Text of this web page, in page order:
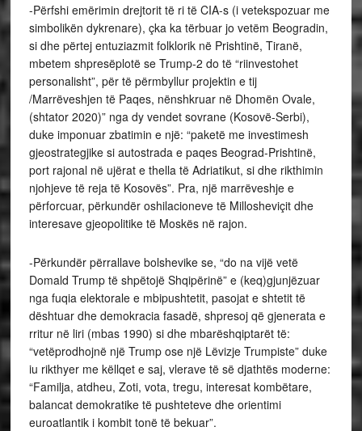
-Përfshi emërimin drejtorit të ri të CIA-s (i vetekspozuar me
simbolikën dykrenare), çka ka tërbuar jo vetëm Beogradin,
si dhe përtej entuziazmit folklorik në Prishtinë, Tiranë,
mbetem shpresëplotë se Trump-2 do të “riinvestohet
personalisht”, për të përmbyllur projektin e tij
/Marrëveshjen të Paqes, nënshkruar në Dhomën Ovale,
(shtator 2020)” nga dy vendet sovrane (Kosovë-Serbi),
duke imponuar zbatimin e një: “paketë me investimesh
gjeostrategjike si autostrada e paqes Beograd-Prishtinë,
port rajonal në ujërat e thella të Adriatikut, si dhe rikthimin
njohjeve të reja të Kosovës”. Pra, një marrëveshje e
përforcuar, përkundër oshilacioneve të Millosheviçit dhe
interesave gjeopolitike të Moskës në rajon.
-Përkundër përrallave bolshevike se, “do na vijë vetë
Domald Trump të shpëtojë Shqipërinë” e (keq)gjunjëzuar
nga fuqia elektorale e mbipushtetit, pasojat e shtetit të
dështuar dhe demokracia fasadë, shpresoj që gjenerata e
rritur në liri (mbas 1990) si dhe mbarëshqiptarët të:
“vetëprodhojnë një Trump ose një Lëvizje Trumpiste” duke
iu rikthyer me këllqet e saj, vlerave të së djathtës moderne:
“Familja, atdheu, Zoti, vota, tregu, interesat kombëtare,
balancat demokratike të pushteteve dhe orientimi
euroatlantik i kombit tonë të bekuar”.